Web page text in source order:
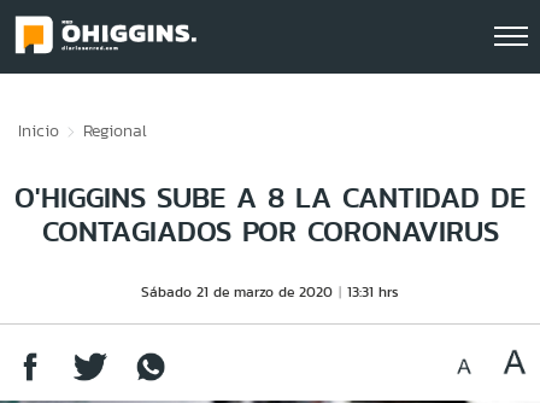
Inicio Regional
O'HIGGINS SUBE A 8 LA CANTIDAD DE
CONTAGIADOS POR CORONAVIRUS
Sábado 21 de marzo de 2020 13:31 hrs